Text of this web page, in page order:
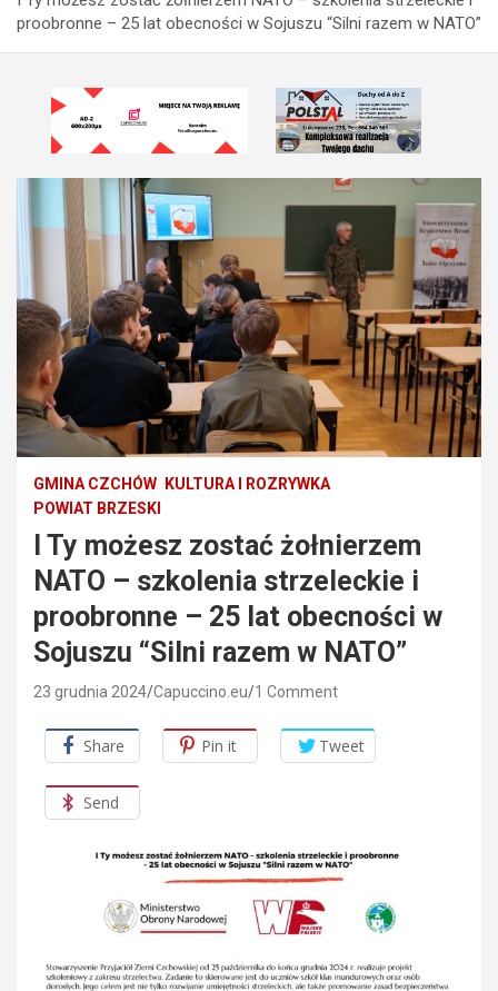
proobronne – 25 lat obecności w Sojuszu “Silni razem w NATO”
GMINA CZCHÓW
KULTURA I ROZRYWKA
POWIAT BRZESKI
I Ty możesz zostać żołnierzem
NATO – szkolenia strzeleckie i
proobronne – 25 lat obecności w
Sojuszu “Silni razem w NATO”
23 grudnia 2024 Capuccino.eu 1 Comment
Share Pin it Tweet
Send